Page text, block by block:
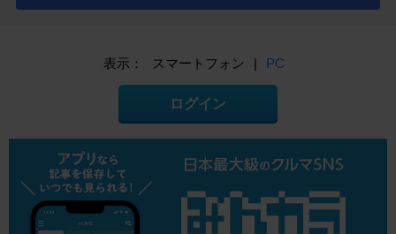
表示： スマートフォン | PC
ログイン